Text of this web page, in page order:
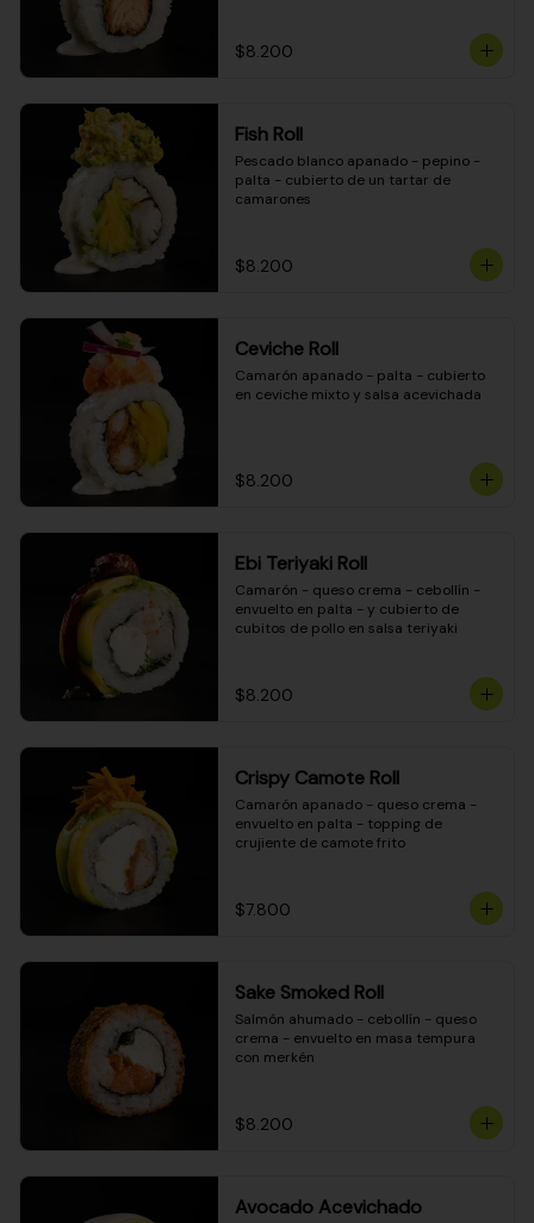
$8.200
Fish Roll
Pescado blanco apanado - pepino -
palta - cubierto de un tartar de
camarones
$8.200
Ceviche Roll
Camarón apanado - palta - cubierto
en ceviche mixto y salsa acevichada
$8.200
Ebi Teriyaki Roll
Camarón - queso crema - cebollín -
envuelto en palta - y cubierto de
cubitos de pollo en salsa teriyaki
$8.200
Crispy Camote Roll
Camarón apanado - queso crema -
envuelto en palta - topping de
crujiente de camote frito
$7.800
Sake Smoked Roll
Salmón ahumado - cebollín - queso
crema - envuelto en masa tempura
con merkén
$8.200
Avocado Acevichado